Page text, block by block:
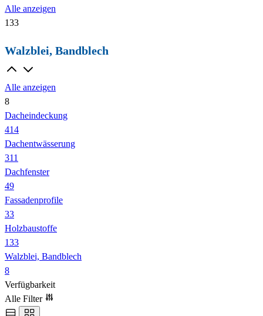
Alle anzeigen
133
Walzblei, Bandblech
Alle anzeigen
8
Dacheindeckung
414
Dachentwässerung
311
Dachfenster
49
Fassadenprofile
33
Holzbaustoffe
133
Walzblei, Bandblech
8
Verfügbarkeit
Alle Filter